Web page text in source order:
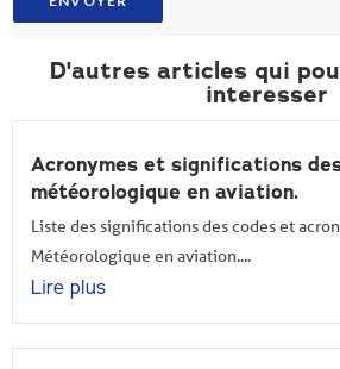
D'autres articles qui
interesser
Acronymes et significations
météorologique en aviation.
Liste des significations des codes et
Météorologique en aviation....
Lire plus